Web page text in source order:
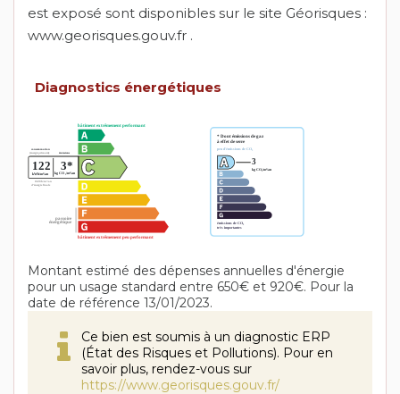
est exposé sont disponibles sur le site Géorisques :
www.georisques.gouv.fr .
Diagnostics énergétiques
Montant estimé des dépenses annuelles d'énergie
pour un usage standard entre 650€ et 920€. Pour la
date de référence 13/01/2023.
Ce bien est soumis à un diagnostic ERP
(État des Risques et Pollutions). Pour en
savoir plus, rendez-vous sur
https://www.georisques.gouv.fr/